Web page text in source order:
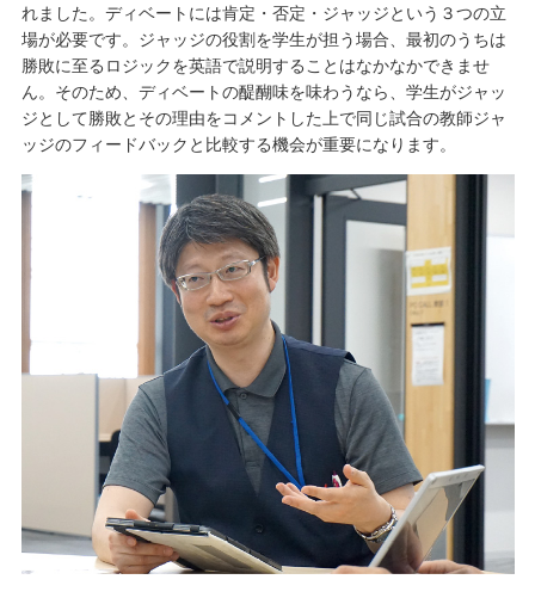
れました。ディベートには肯定・否定・ジャッジという３つの立
場が必要です。ジャッジの役割を学生が担う場合、最初のうちは
勝敗に至るロジックを英語で説明することはなかなかできませ
ん。そのため、ディベートの醍醐味を味わうなら、学生がジャッ
ジとして勝敗とその理由をコメントした上で同じ試合の教師ジャ
ッジのフィードバックと比較する機会が重要になります。